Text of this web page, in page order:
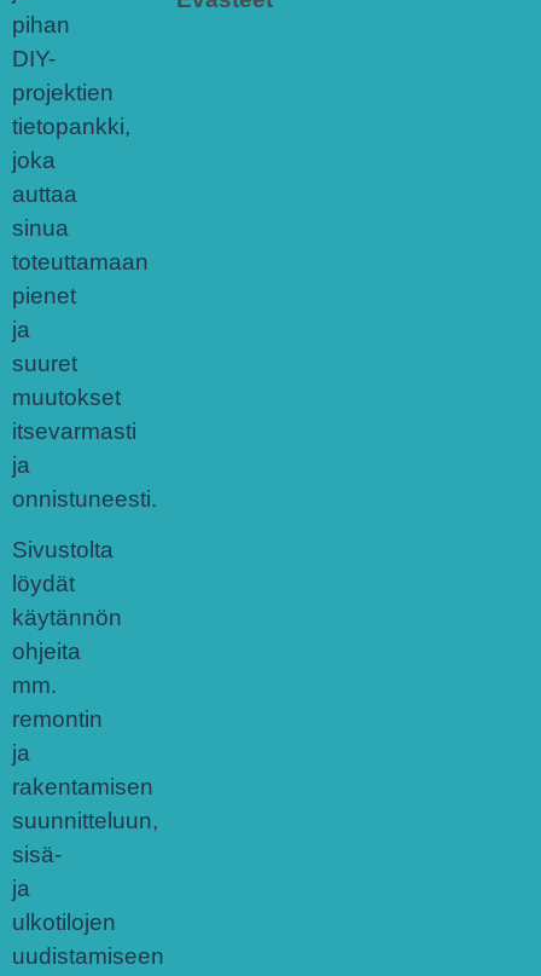
pihan
DIY-
projektien
tietopankki,
joka
auttaa
sinua
toteuttamaan
pienet
ja
suuret
muutokset
itsevarmasti
ja
onnistuneesti.
Sivustolta
löydät
käytännön
ohjeita
mm.
remontin
ja
rakentamisen
suunnitteluun,
sisä-
ja
ulkotilojen
uudistamiseen